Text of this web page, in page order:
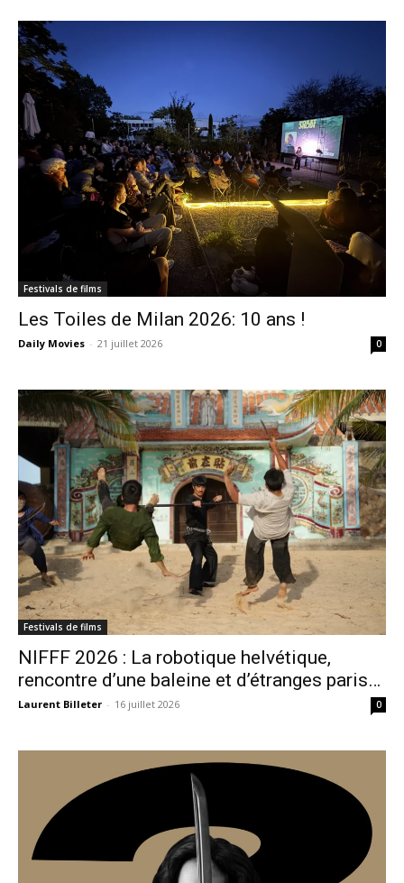
Festivals de films
Les Toiles de Milan 2026: 10 ans !
Daily Movies - 21 juillet 2026 0
Festivals de films
NIFFF 2026 : La robotique helvétique,
rencontre d’une baleine et d’étranges paris…
Laurent Billeter - 16 juillet 2026 0